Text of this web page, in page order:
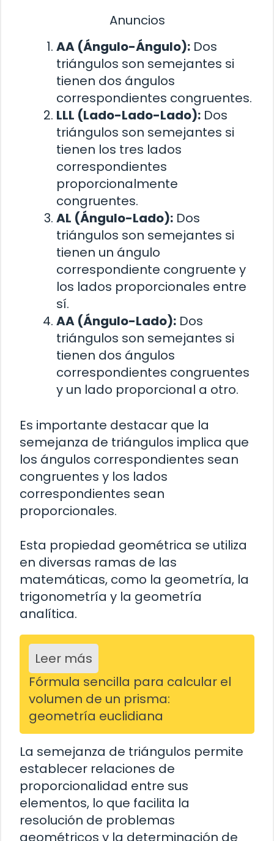
Anuncios
AA (Ángulo-Ángulo): Dos
triángulos son semejantes si
tienen dos ángulos
correspondientes congruentes.
LLL (Lado-Lado-Lado): Dos
triángulos son semejantes si
tienen los tres lados
correspondientes
proporcionalmente
congruentes.
AL (Ángulo-Lado): Dos
triángulos son semejantes si
tienen un ángulo
correspondiente congruente y
los lados proporcionales entre
sí.
AA (Ángulo-Lado): Dos
triángulos son semejantes si
tienen dos ángulos
correspondientes congruentes
y un lado proporcional a otro.
Es importante destacar que la
semejanza de triángulos implica que
los ángulos correspondientes sean
congruentes y los lados
correspondientes sean
proporcionales.
Esta propiedad geométrica se utiliza
en diversas ramas de las
matemáticas, como la geometría, la
trigonometría y la geometría
analítica.
Leer más
Fórmula sencilla para calcular el
volumen de un prisma:
geometría euclidiana
La semejanza de triángulos permite
establecer relaciones de
proporcionalidad entre sus
elementos, lo que facilita la
resolución de problemas
geométricos y la determinación de